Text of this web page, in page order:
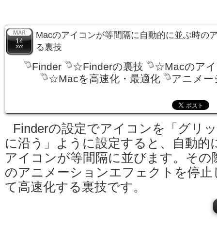
14
2009
Macのアイコンが等間隔に自動的に並ぶ時の
る裏技
Finder ☆Finderの裏技
☆Macのア
☆Macを高速化・最適化
アニメー
Finderの設定でアイコンを「グリ
に沿う」ように設定すると、自動的
アイコンが等間隔に並びます。その
のアニメーションエフェクトを停止
て高速化する裏技です。